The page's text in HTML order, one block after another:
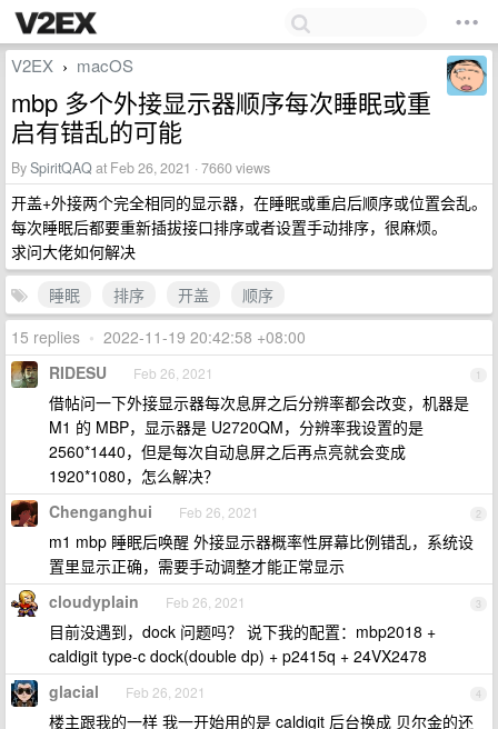
V2EX › macOS
mbp 多个外接显示器顺序每次睡眠或重
启有错乱的可能
BySpiritQAQat Feb 26, 2021 · 7660 views
开盖+外接两个完全相同的显示器，在睡眠或重启后顺序或位置会乱。
每次睡眠后都要重新插拔接口排序或者设置手动排序，很麻烦。
求问大佬如何解决
睡眠
排序 开盖
顺序
15 replies • 2022-11-19 20:42:58 +08:00
1
RIDESU Feb 26, 2021
借帖问一下外接显示器每次息屏之后分辨率都会改变，机器是
M1 的 MBP，显示器是 U2720QM，分辨率我设置的是
2560*1440，但是每次自动息屏之后再点亮就会变成
1920*1080，怎么解决？
2
Chenganghui Feb 26, 2021
m1 mbp 睡眠后唤醒 外接显示器概率性屏幕比例错乱，系统设
置里显示正确，需要手动调整才能正常显示
3
cloudyplain Feb 26, 2021
目前没遇到，dock 问题吗？ 说下我的配置：mbp2018 +
caldigit type-c dock(double dp) + p2415q + 24VX2478
4
glacial Feb 26, 2021
楼主跟我的一样 我一开始用的是 caldigit 后台换成 贝尔金的还